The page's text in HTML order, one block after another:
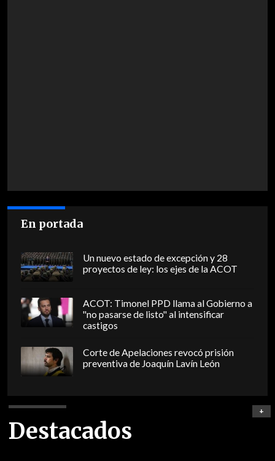
En portada
Un nuevo estado de excepción y 28
proyectos de ley: los ejes de la ACOT
ACOT: Timonel PPD llama al Gobierno a
"no pasarse de listo" al intensificar
castigos
Corte de Apelaciones revocó prisión
preventiva de Joaquín Lavín León
Destacados
+